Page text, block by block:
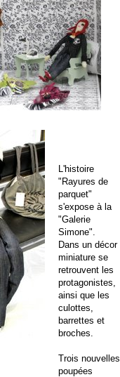
L'histoire
"Rayures de
parquet"
s'expose à la
"Galerie
Simone".
Dans un décor
miniature se
retrouvent les
protagonistes,
ainsi que les
culottes,
barrettes et
broches.
Trois nouvelles
poupées